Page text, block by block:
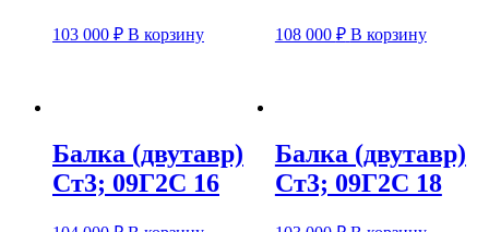
103 000 ₽ В корзину 108 000 ₽ В корзину
Балка (двутавр)
Ст3; 09Г2С 16
Балка (двутавр)
Ст3; 09Г2С 18